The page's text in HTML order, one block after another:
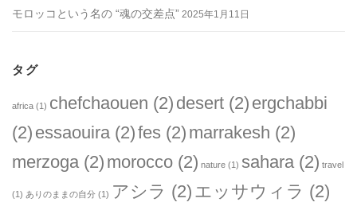
モロッコという名の “魂の交差点” 2025年1月11日
タグ
africa (1) chefchaouen (2) desert (2) ergchabbi
(2) essaouira (2)fes (2) marrakesh (2)
merzoga (2) morocco (2) nature (1) sahara (2) travel
(1) ありのままの自分 (1) アシラ (2) エッサウィラ (2)